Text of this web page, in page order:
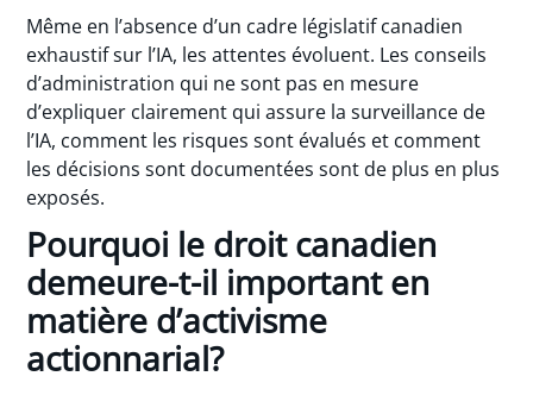
Même en l’absence d’un cadre législatif canadien
exhaustif sur l’IA, les attentes évoluent. Les conseils
d’administration qui ne sont pas en mesure
d’expliquer clairement qui assure la surveillance de
l’IA, comment les risques sont évalués et comment
les décisions sont documentées sont de plus en plus
exposés.
Pourquoi le droit canadien
demeure-t-il important en
matière d’activisme
actionnarial?